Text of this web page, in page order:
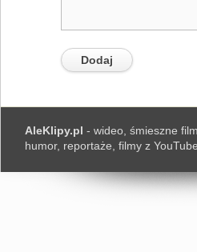
AleKlipy.pl - wideo, śmieszne
humor, reportaże, filmy z YouTube